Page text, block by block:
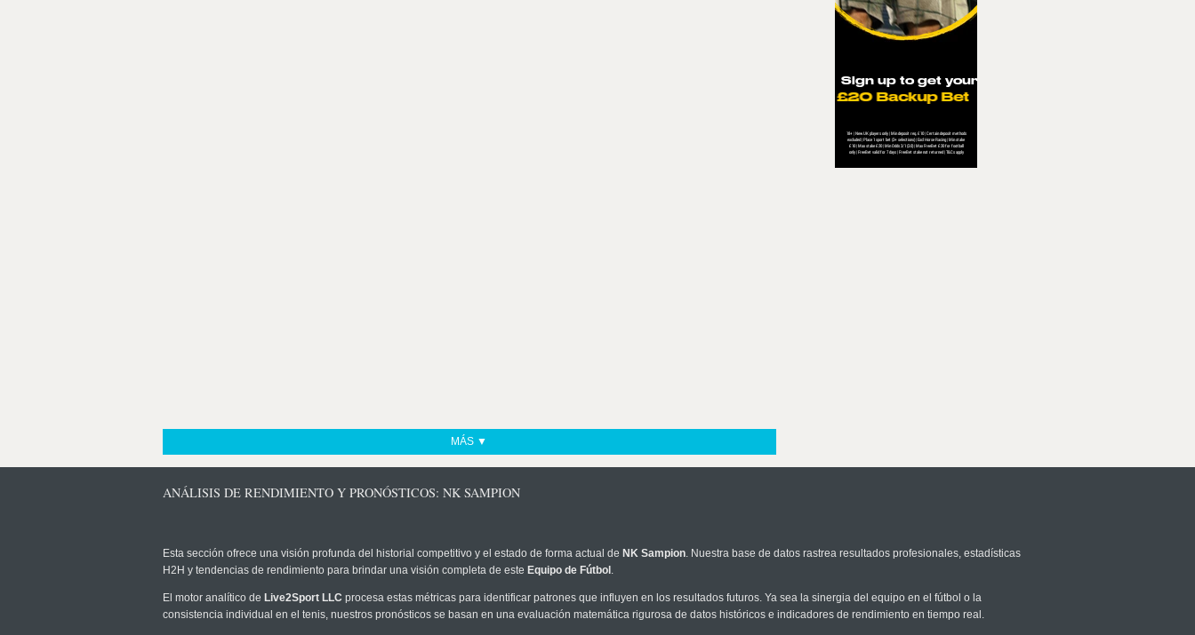
MÁS ▼
ANÁLISIS DE RENDIMIENTO Y PRONÓSTICOS: NK SAMPION
Esta sección ofrece una visión profunda del historial competitivo y el estado de forma actual de NK Sampion. Nuestra base de datos rastrea resultados profesionales, estadísticas
H2H y tendencias de rendimiento para brindar una visión completa de este Equipo de Fútbol .
El motor analítico de Live2Sport LLC procesa estas métricas para identificar patrones que influyen en los resultados futuros. Ya sea la sinergia del equipo en el fútbol o la
consistencia individual en el tenis, nuestros pronósticos se basan en una evaluación matemática rigurosa de datos históricos e indicadores de rendimiento en tiempo real.